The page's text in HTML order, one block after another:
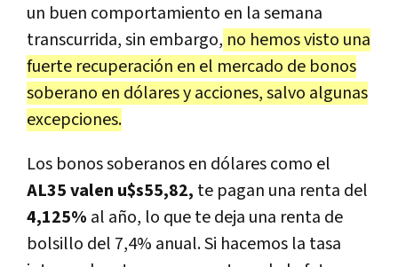
un buen comportamiento en la semana
transcurrida, sin embargo, no hemos visto una
fuerte recuperación en el mercado de bonos
soberano en dólares y acciones, salvo algunas
excepciones.
Los bonos soberanos en dólares como el
AL35 valen u$s55,82, te pagan una renta del
4,125% al año, lo que te deja una renta de
bolsillo del 7,4% anual. Si hacemos la tasa